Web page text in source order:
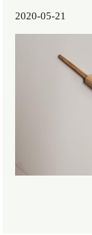
2020-05-21